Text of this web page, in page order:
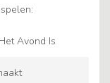
Avond Is